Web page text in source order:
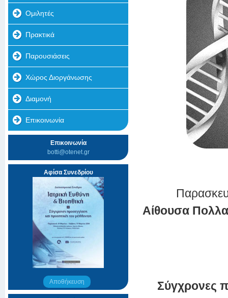
Ομιλητές
Πρακτικά
Παρουσιάσεις
Χώρος Διοργάνωσης
Διαμονή
Επικοινωνία
Επικοινωνία
botti@otenet.gr
Αφίσα Συνεδρίου
Αποθήκευση
Αίθουσα
Σύγχρονες